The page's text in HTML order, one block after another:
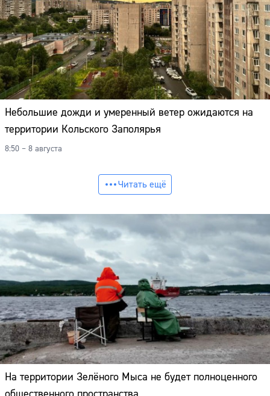
Небольшие дожди и умеренный ветер ожидаются на
территории Кольского Заполярья
8:50 – 8 августа
Читать ещё
На территории Зелёного Мыса не будет полноценного